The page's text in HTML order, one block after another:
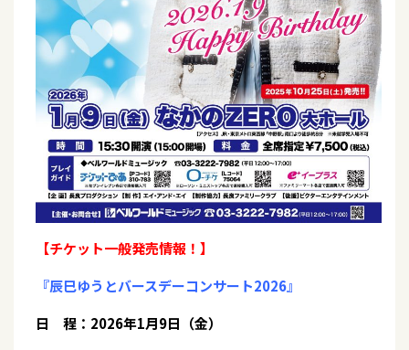
【チケット一般発売情報！】
『辰巳ゆうとバースデーコンサート2026』
日 程：2026年1月9日（金）